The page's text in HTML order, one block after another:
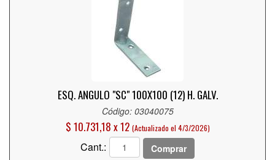
ESQ. ANGULO "SC" 100X100 (12) H. GALV.
Código: 03040075
$ 10.731,18 x 12 (Actualizado el 4/3/2026)
Cant.: Comprar